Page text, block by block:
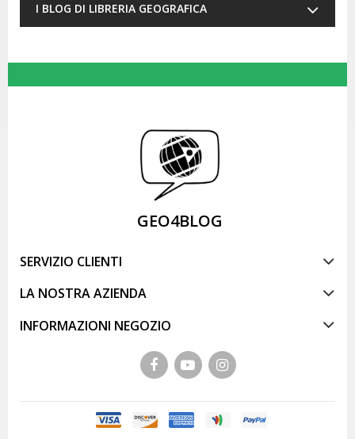
I BLOG DI LIBRERIA GEOGRAFICA
GEO4BLOG
SERVIZIO CLIENTI
LA NOSTRA AZIENDA
INFORMAZIONI NEGOZIO